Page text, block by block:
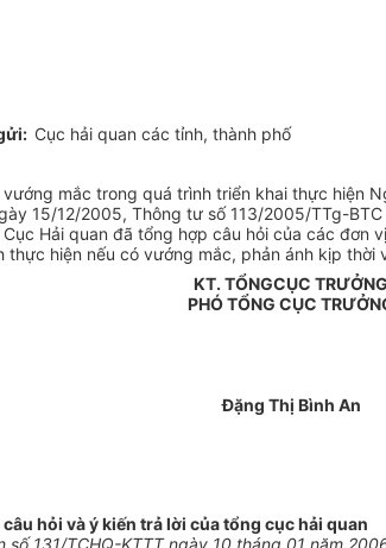
Cục hải quan các tỉnh, thành phố
mắc trong quá trình triển khai thực hiện
15/12/2005, Thông tư số 113/2005/TTg-
Hải quan đã tổng hợp câu hỏi của các đơn
hiện nếu có vướng mắc, phản ánh kịp
KT. TỔNGCỤC TRƯỞNG
PHÓ TỔNG CỤC
Đặng Thị Bình An
hỏi và ý kiến trả lời của tổng cục hải quan
số 131/TCHQ-KTTT ngày 10 tháng 01 năm